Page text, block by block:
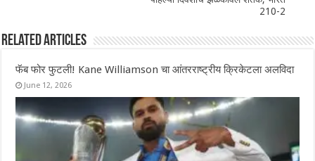
210-2
Related Articles
फॅब फोर फुटली! Kane Williamson चा आंतरराष्ट्रीय क्रिकेटला अलविदा
June 12, 2026